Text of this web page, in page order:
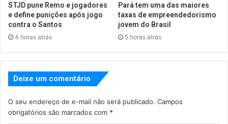
STJD pune Remo e jogadores
e define punições após jogo
contra o Santos
4 horas atrás
Pará tem uma das maiores
taxas de empreendedorismo
jovem do Brasil
5 horas atrás
Deixe um comentário
O seu endereço de e-mail não será publicado. Campos
obrigatórios são marcados com *